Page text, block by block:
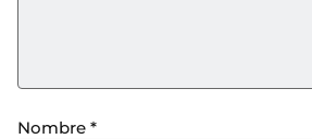
Nombre *